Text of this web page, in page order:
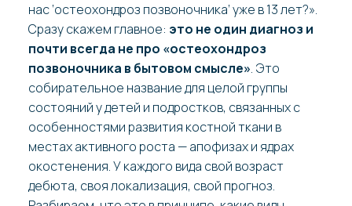
нас ‘остеохондроз позвоночника’ уже в 13 лет?».
Сразу скажем главное: это не один диагноз и
почти всегда не про «остеохондроз
позвоночника в бытовом смысле». Это
собирательное название для целой группы
состояний у детей и подростков, связанных с
особенностями развития костной ткани в
местах активного роста — апофизах и ядрах
окостенения. У каждого вида свой возраст
дебюта, своя локализация, свой прогноз.